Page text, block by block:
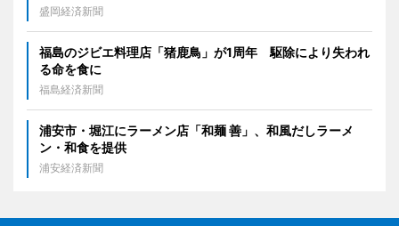
盛岡経済新聞
福島のジビエ料理店「猪鹿鳥」が1周年 駆除により失われ
る命を食に
福島経済新聞
浦安市・堀江にラーメン店「和麺 善」、和風だしラーメ
ン・和食を提供
浦安経済新聞